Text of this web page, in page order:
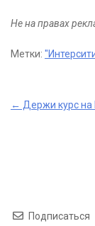
Не на правах
Метки:
Post
← Держи курс на
Подписаться